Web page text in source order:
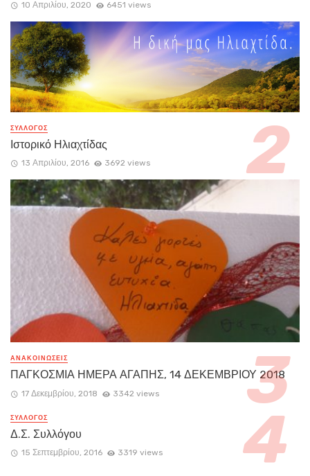
10 Απριλίου, 2020 6451 views
ΣΥΛΛΟΓΟΣ
Ιστορικό Ηλιαχτίδας
13 Απριλίου, 2016 3692 views
ΑΝΑΚΟΙΝΏΣΕΙΣ
ΠΑΓΚΟΣΜΙΑ ΗΜΕΡΑ ΑΓΑΠΗΣ, 14 ΔΕΚΕΜΒΡΙΟΥ 2018
17 Δεκεμβρίου, 2018 3342 views
ΣΥΛΛΟΓΟΣ
Δ.Σ. Συλλόγου
15 Σεπτεμβρίου, 2016 3319 views